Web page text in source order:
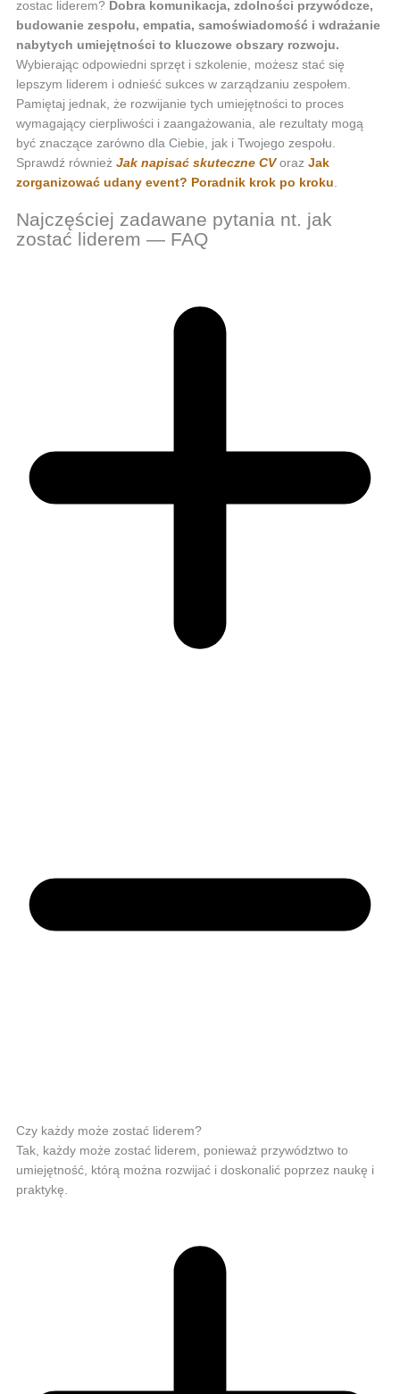
zostac liderem? Dobra komunikacja, zdolności przywódcze,
budowanie zespołu, empatia, samoświadomość i wdrażanie
nabytych umiejętności to kluczowe obszary rozwoju.
Wybierając odpowiedni sprzęt i szkolenie, możesz stać się
lepszym liderem i odnieść sukces w zarządzaniu zespołem.
Pamiętaj jednak, że rozwijanie tych umiejętności to proces
wymagający cierpliwości i zaangażowania, ale rezultaty mogą
być znaczące zarówno dla Ciebie, jak i Twojego zespołu.
Sprawdź również Jak napisać skuteczne CVoraz Jak
zorganizować udany event? Poradnik krok po kroku
Najczęściej zadawane pytania nt. jak
zostać liderem — FAQ
Czy każdy może zostać liderem?
Tak, każdy może zostać liderem, ponieważ przywództwo to
umiejętność, którą można rozwijać i doskonalić poprzez naukę i
praktykę.